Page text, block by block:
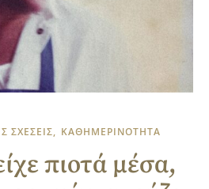
ΣΧΕΣΕΙΣ ΚΑΘΗΜΕΡΙΝΟΤΗΤΑ
πιοτά μέσα,